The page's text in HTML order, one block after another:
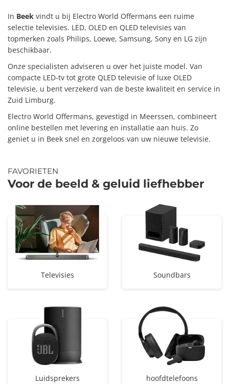
In Beek vindt u bij Electro World Offermans een ruime
selectie televisies. LED, OLED en QLED televisies van
topmerken zoals Philips, Loewe, Samsung, Sony en LG zijn
beschikbaar.
Onze specialisten adviseren u over het juiste model. Van
compacte LED-tv tot grote QLED televisie of luxe OLED
televisie, u bent verzekerd van de beste kwaliteit en service in
Zuid Limburg.
Electro World Offermans, gevestigd in Meerssen, combineert
online bestellen met levering en installatie aan huis. Zo
geniet u in Beek snel en zorgeloos van uw nieuwe televisie.
FAVORIETEN
Voor de beeld & geluid liefhebber
Televisies Soundbars
Luidsprekers hoofdtelefoons